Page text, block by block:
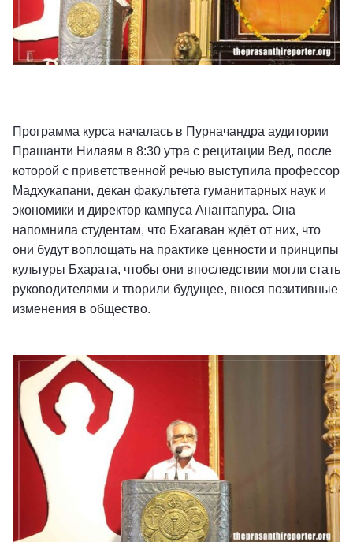
Программа курса началась в Пурначандра аудитории
Прашанти Нилаям в 8:30 утра с рецитации Вед, после
которой с приветственной речью выступила профессор
Мадхукапани, декан факультета гуманитарных наук и
экономики и директор кампуса Анантапура. Она
напомнила студентам, что Бхагаван ждёт от них, что
они будут воплощать на практике ценности и принципы
культуры Бхарата, чтобы они впоследствии могли стать
руководителями и творили будущее, внося позитивные
изменения в общество.